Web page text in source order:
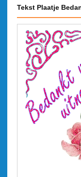
Tekst Plaatje